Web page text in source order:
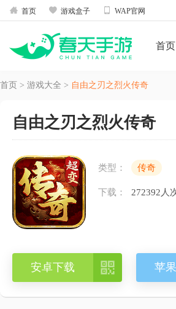
 首页  游戏盒子  WAP官网
首页
首页 > 游戏大全 > 自由之刃之烈火传奇
自由之刃之烈火传奇
类型： 传奇
下载： 272392人
安卓下载  苹